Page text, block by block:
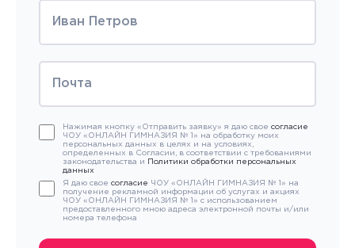
Нажимая кнопку «Отправить заявку» я даю свое согласие
ЧОУ «ОНЛАЙН ГИМНАЗИЯ № 1» на обработку моих
персональных данных в целях и на условиях,
определенных в Согласии, в соответствии с требованиями
законодательства и
Политики обработки персональных
данных
Я даю свое согласие ЧОУ «ОНЛАЙН ГИМНАЗИЯ № 1» на
получение рекламной информации об услугах и акциях
ЧОУ «ОНЛАЙН ГИМНАЗИЯ № 1» с использованием
предоставленного мною адреса электронной почты и/или
номера телефона